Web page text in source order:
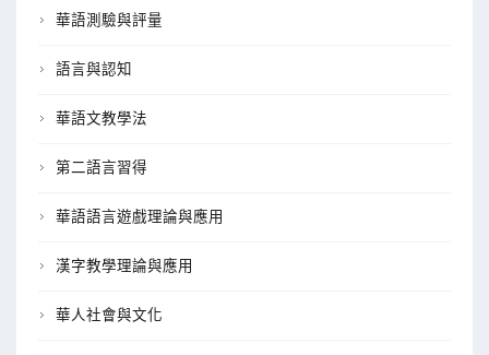
華語測驗與評量
語言與認知
華語文教學法
第二語言習得
華語語言遊戲理論與應用
漢字教學理論與應用
華人社會與文化